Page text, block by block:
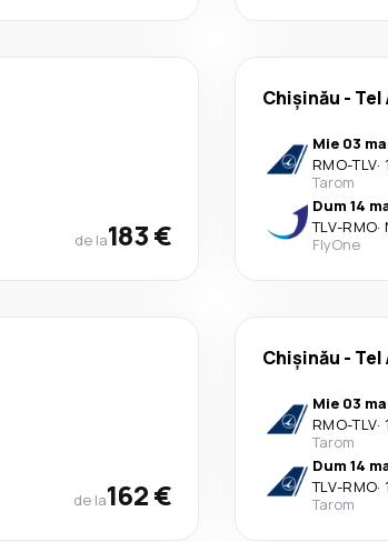
de la183 €
Chişinău - Tel
Mie 03
RMO-TLV·
Tarom
Dum 14
TLV-RMO·
FlyOne
de la162 €
Chişinău - Tel
Mie 03
RMO-TLV·
Tarom
Dum 14
TLV-RMO·
Tarom